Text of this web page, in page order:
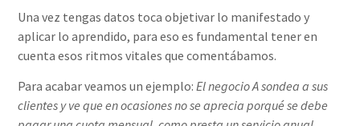
Una vez tengas datos toca objetivar lo manifestado y
aplicar lo aprendido, para eso es fundamental tener en
cuenta esos ritmos vitales que comentábamos.
Para acabar veamos un ejemplo:El negocio A sondea a sus
clientes y ve que en ocasiones no se aprecia porqué se debe